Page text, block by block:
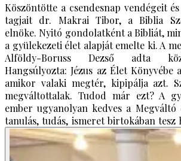
Köszöntötte a csendesnap vendégeit
tagjait dr. Makrai Tibor, a Biblia
elnöke. Nyitó gondolatként a Bibliát,
a gyülekezeti élet alapját emelte ki. A
Alföldy-Boruss Dezső adta
Hangsúlyozta: Jézus az Élet Könyvébe
amikor valaki megtér, kipipálja azt.
megváltottalak. Tudod már ezt? A
ember ugyanolyan kedves a
tanulás, tudás, ismeret birtokában